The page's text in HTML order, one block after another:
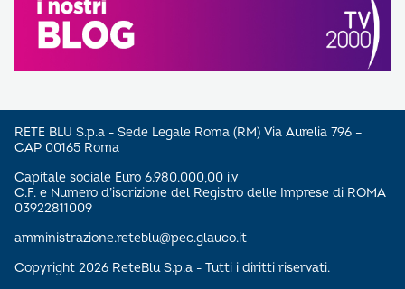
RETE BLU S.p.a - Sede Legale Roma (RM) Via Aurelia 796 –
CAP 00165 Roma
Capitale sociale Euro 6.980.000,00 i.v
C.F. e Numero d’iscrizione del Registro delle Imprese di ROMA
03922811009
amministrazione.reteblu@pec.glauco.it
Copyright 2026 ReteBlu S.p.a - Tutti i diritti riservati.